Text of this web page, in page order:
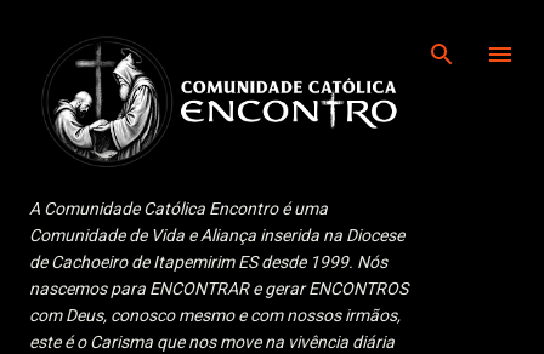
A Comunidade Católica Encontro é uma
Comunidade de Vida e Aliança inserida na Diocese
de Cachoeiro de Itapemirim ES desde 1999. Nós
nascemos para ENCONTRAR e gerar ENCONTROS
com Deus, conosco mesmo e com nossos irmãos,
este é o Carisma que nos move na vivência diária